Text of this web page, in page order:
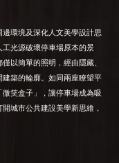
環境及深化人文美學設計思
光源破壞停車場原本的景
以簡單的照明，經由隱藏、
築的輪廓。如同兩座瞭望平
笑盒子」，讓停車場成為吸
城市公共建設美學新思維，